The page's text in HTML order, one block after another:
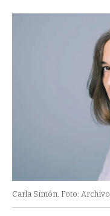
Carla Simón. Foto: Archivo.